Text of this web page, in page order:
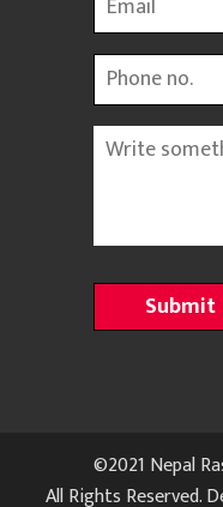
Phone
Message
©2021 Nepal
All Rights Reserved.